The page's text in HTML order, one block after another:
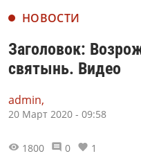
НОВОСТИ
Заголовок:
святынь. Видео
admin,
20 Март 2020 - 09:58
1800 0 1